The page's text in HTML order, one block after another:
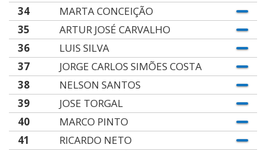
34
MARTA CONCEIÇÃO
35
ARTUR JOSÉ CARVALHO
36
LUIS SILVA
37
JORGE CARLOS SIMÕES COSTA
38
NELSON SANTOS
39
JOSE TORGAL
40
MARCO PINTO
41
RICARDO NETO